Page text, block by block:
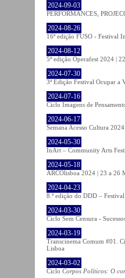
2024-09-03
PERFORMANCES,
2024-08-26
16ª edição FUSO - Festival
2024-08-12
5ª edição Operafest 2024 |
2024-07-30
3ª Edição Festival Ocupar a
2024-07-16
Ciclo Imagens de
2024-06-17
Semana Acesso Cultura
2024-05-30
InArt – Community Arts
2024-05-18
ARCOlisboa 2024 | 23 a 26
2024-04-23
8.ª edição do DDD –
2024-03-30
Ciclo Sem Censura -
2024-03-19
Transcinema Comum #01.
Lisboa
2024-03-02
Ciclo Corpos Políticos: O